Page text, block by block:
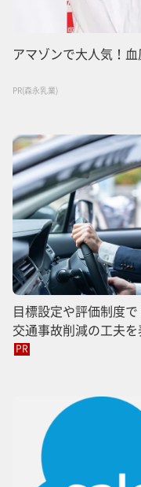
アマゾンで大人気！
PR(森永乳業)
目標設定や評価制度
交通事故削減の工夫
PR